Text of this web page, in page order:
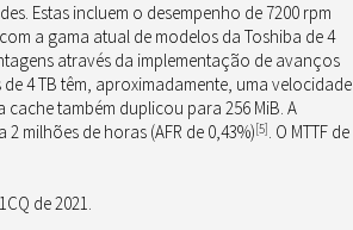
Estas incluem o desempenho de 7200 rpm
a gama atual de modelos da Toshiba de 4
através da implementação de avanços
4 TB têm, aproximadamente, uma velocidade
também duplicou para 256 MiB. A
milhões de horas (AFR de 0,43%)[5]. O MTTF de
de 2021.